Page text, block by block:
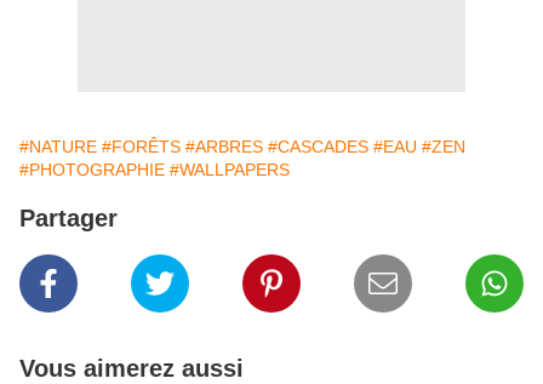
#NATURE #FORÊTS #ARBRES #CASCADES #EAU #ZEN
#PHOTOGRAPHIE #WALLPAPERS
Partager
Vous aimerez aussi